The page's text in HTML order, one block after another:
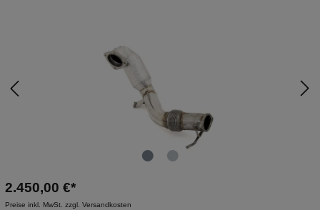
2.450,00 €*
Preise inkl. MwSt. zzgl. Versandkosten